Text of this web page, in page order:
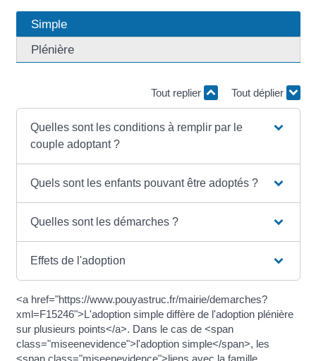
Simple
Plénière
Tout replier Tout déplier
Quelles sont les conditions à remplir par le
couple adoptant ?
Quels sont les enfants pouvant être adoptés ?
Quelles sont les démarches ?
Effets de l'adoption
<a href="https://www.pouyastruc.fr/mairie/demarches?
xml=F15246">L'adoption simple diffère de l'adoption plénière
sur plusieurs points</a>. Dans le cas de <span
class="miseenevidence">l'adoption simple</span>, les
<span class="miseenevidence">liens avec la famille